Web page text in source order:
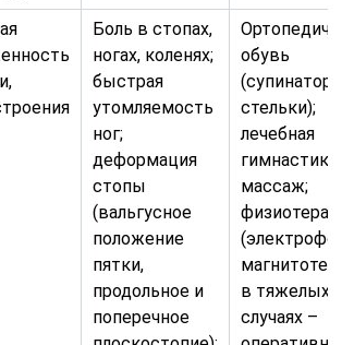
Боль в стопах,
ногах, коленях;
быстрая
утомляемость
ног;
деформация
стопы
(вальгусное
положение
пятки,
продольное и
поперечное
обувь
стельки);
лечебная
гимнастика;
массаж;
в тяжелых
случаях –